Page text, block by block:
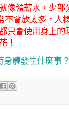
像領薪水，少
不會放太多，大
只會使用身上
！
身體發生什麼事